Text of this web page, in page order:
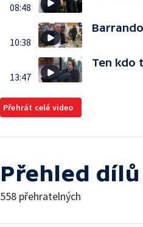
08:48
10:38
13:47
Ten kdo
Přehrát celé video
Přehled dílů
558 přehratelných